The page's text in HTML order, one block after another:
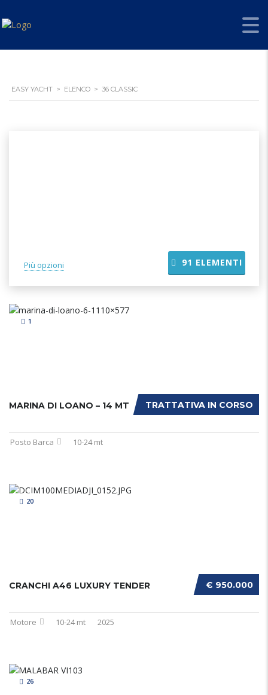
EASY YACHT > ELENCO > 36 CLASSIC
Più opzioni 91 ELEMENTI
1
TRATTATIVA IN CORSO
MARINA DI LOANO – 14 MT
Posto Barca 10-24 mt
20
€ 950.000
CRANCHI A46 LUXURY TENDER
Motore 10-24 mt 2025
26